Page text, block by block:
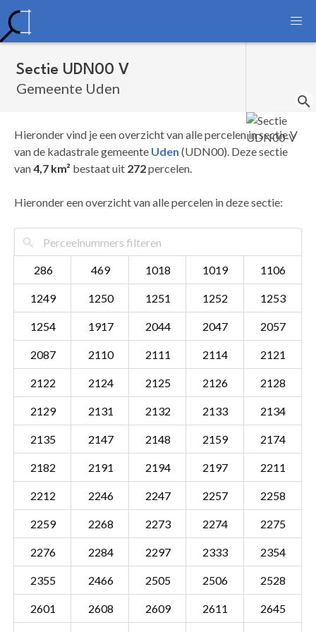
Sectie UDN00 V
Gemeente Uden
Hieronder vind je een overzicht van alle percelen in sectie V
van de kadastrale gemeente Uden (UDN00). Deze sectie
van4,7 km² bestaat uit 272percelen.
Hieronder een overzicht van alle percelen in deze sectie:
286 469 1018 1019 1106
1249 1250 1251 1252 1253
1254 1917 2044 2047 2057
2087 2110 2111 2114 2121
2122 2124 2125 2126 2128
2129 2131 2132 2133 2134
2135 2147 2148 2159 2174
2182 2191 2194 2197 2211
2212 2246 2247 2257 2258
2259 2268 2273 2274 2275
2276 2284 2297 2333 2354
2355 2466 2505 2506 2528
2601 2608 2609 2611 2645
Sectie UDN00 V
Gemeente Uden
Details